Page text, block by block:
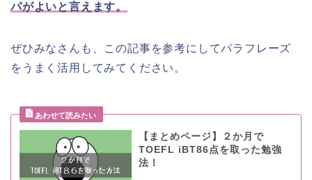
パがよいと言えます。
ぜひみなさんも、この記事を参考にしてパラフレーズ
をうまく活用してみてください。
【まとめページ】２か月で
TOEFL iBT86点を取った勉強
法！